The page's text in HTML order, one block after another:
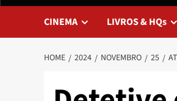
CINEMA LIVROS & HQs
HOME 2024 NOVEMBRO 25